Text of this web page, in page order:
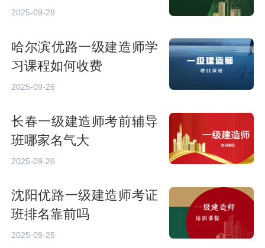
2025-09-28
哈尔滨优路一级建造师学
习课程如何收费
2025-09-26
长春一级建造师考前辅导
班哪家名气大
2025-09-26
沈阳优路一级建造师考证
班排名靠前吗
2025-09-25